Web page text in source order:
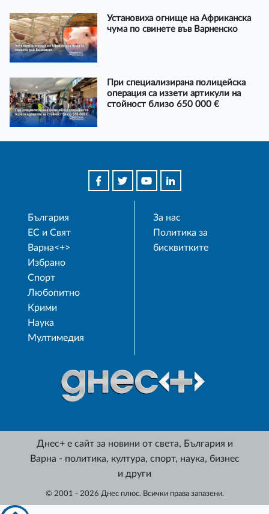
Установиха огнище на Африканска
чума по свинете във Варненско
При специализирана полицейска
операция са иззети артикули на
стойност близо 650 000 €
България
ЕС и Свят
Варна<+>
Избрано
Спорт
Любопитно
Крими
Наука
Мултимедия
За нас
Политика за
бисквитките
Днес+ е сайт за новини от света, България и
Варна - политика, култура, спорт, наука, бизнес
и други
© 2001 - 2026 Днес плюс. Всички права запазени.